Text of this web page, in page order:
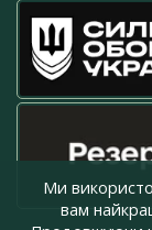
Ми
вам